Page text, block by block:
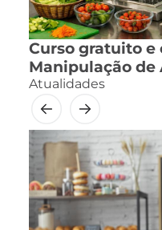
Curso gratuito
Manipulação
Atualidades